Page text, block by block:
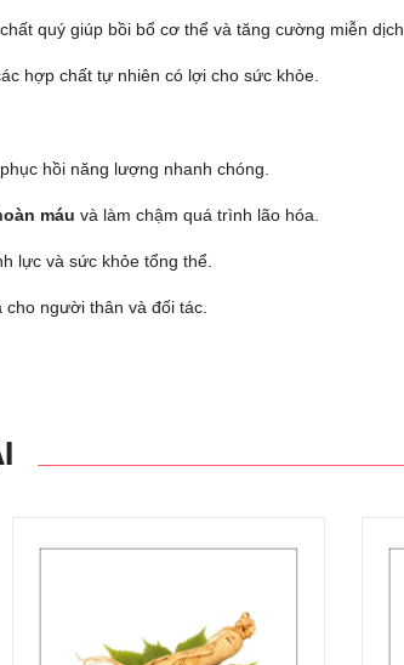
quý giúp bồi bổ cơ thể và tăng cường miễn dịch.
hợp chất tự nhiên có lợi cho sức khỏe.
hồi năng lượng nhanh chóng.
máu và làm chậm quá trình lão hóa.
lực và sức khỏe tổng thể.
người thân và đối tác.